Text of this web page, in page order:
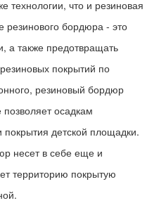
технологии, что и резиновая
резинового бордюра - это
а также предотвращать
покрытий по
резиновый бордюр
осадкам
покрытия детской площадки.
несет в себе еще и
территорию покрытую